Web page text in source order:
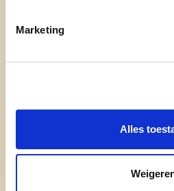
Marketing
Alles
Degelijke dossierkennis
Wat is je favoriete plekje
Hof ten Dijke in Lebbeke.
echt tot rust kan komen.